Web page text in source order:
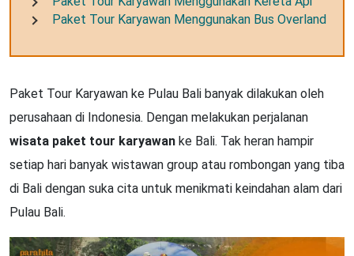
Paket Tour Karyawan Menggunakan Bus Overland
Paket Tour Karyawan ke Pulau Bali banyak dilakukan oleh
perusahaan di Indonesia. Dengan melakukan perjalanan
wisata paket tour karyawan ke Bali. Tak heran hampir
setiap hari banyak wistawan group atau rombongan yang tiba
di Bali dengan suka cita untuk menikmati keindahan alam dari
Pulau Bali.